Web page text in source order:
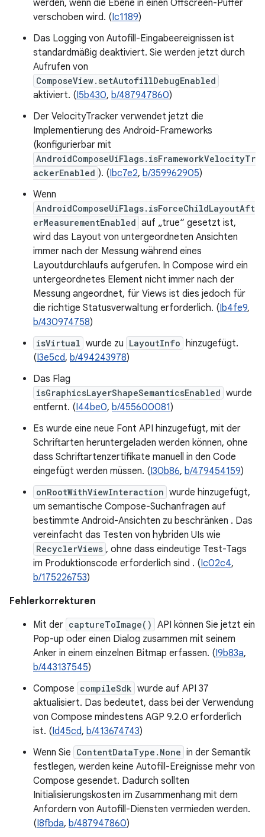
werden, wenn die Ebene in einen Offscreen-Puffer
verschoben wird. (Ic1189)
Das Logging von Autofill-Eingabeereignissen ist
standardmäßig deaktiviert. Sie werden jetzt durch
Aufrufen von
ComposeView.setAutofillDebugEnabled
aktiviert. (I5b430, b/487947860)
Der VelocityTracker verwendet jetzt die
Implementierung des Android-Frameworks
(konfigurierbar mit
AndroidComposeUiFlags.isFrameworkVelocityTr
ackerEnabled ). (Ibc7e2, b/359962905)
Wenn
AndroidComposeUiFlags.isForceChildLayoutAft
erMeasurementEnabled auf „true“ gesetzt ist,
wird das Layout von untergeordneten Ansichten
immer nach der Messung während eines
Layoutdurchlaufs aufgerufen. In Compose wird ein
untergeordnetes Element nicht immer nach der
Messung angeordnet, für Views ist dies jedoch für
die richtige Statusverwaltung erforderlich. (Ib4fe9,
b/430974758)
isVirtual wurde zu LayoutInfo hinzugefügt.
(I3e5cd, b/494243978)
Das Flag
isGraphicsLayerShapeSemanticsEnabled wurde
entfernt. (I44be0, b/455600081)
Es wurde eine neue Font API hinzugefügt, mit der
Schriftarten heruntergeladen werden können, ohne
dass Schriftartenzertifikate manuell in den Code
eingefügt werden müssen. (I30b86, b/479454159)
onRootWithViewInteraction wurde hinzugefügt,
um semantische Compose-Suchanfragen auf
bestimmte Android-Ansichten zu beschränken . Das
vereinfacht das Testen von hybriden UIs wie
RecyclerViews , ohne dass eindeutige Test-Tags
im Produktionscode erforderlich sind . (Ic02c4,
b/175226753)
Fehlerkorrekturen
Mit der captureToImage() API können Sie jetzt ein
Pop-up oder einen Dialog zusammen mit seinem
Anker in einem einzelnen Bitmap erfassen. (I9b83a,
b/443137545)
Compose compileSdk wurde auf API 37
aktualisiert. Das bedeutet, dass bei der Verwendung
von Compose mindestens AGP 9.2.0 erforderlich
ist. (Id45cd, b/413674743)
Wenn Sie ContentDataType.None in der Semantik
festlegen, werden keine Autofill-Ereignisse mehr von
Compose gesendet. Dadurch sollten
Initialisierungskosten im Zusammenhang mit dem
Anfordern von Autofill-Diensten vermieden werden.
(I8fbda, b/487947860)